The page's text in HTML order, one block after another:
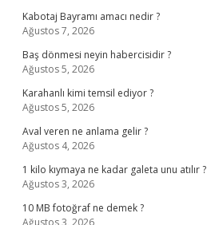
Kabotaj Bayramı amacı nedir ?
Ağustos 7, 2026
Baş dönmesi neyin habercisidir ?
Ağustos 5, 2026
Karahanlı kimi temsil ediyor ?
Ağustos 5, 2026
Aval veren ne anlama gelir ?
Ağustos 4, 2026
1 kilo kıymaya ne kadar galeta unu atılır ?
Ağustos 3, 2026
10 MB fotoğraf ne demek ?
Ağustos 3, 2026